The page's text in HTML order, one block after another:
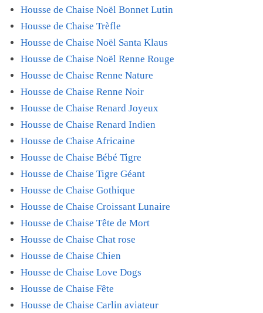
Housse de Chaise Noël Bonnet Lutin
Housse de Chaise Trèfle
Housse de Chaise Noël Santa Klaus
Housse de Chaise Noël Renne Rouge
Housse de Chaise Renne Nature
Housse de Chaise Renne Noir
Housse de Chaise Renard Joyeux
Housse de Chaise Renard Indien
Housse de Chaise Africaine
Housse de Chaise Bébé Tigre
Housse de Chaise Tigre Géant
Housse de Chaise Gothique
Housse de Chaise Croissant Lunaire
Housse de Chaise Tête de Mort
Housse de Chaise Chat rose
Housse de Chaise Chien
Housse de Chaise Love Dogs
Housse de Chaise Fête
Housse de Chaise Carlin aviateur